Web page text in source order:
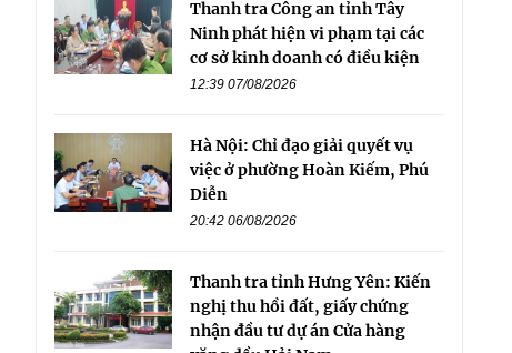
Thanh tra Công an tỉnh Tây
Ninh phát hiện vi phạm tại các
cơ sở kinh doanh có điều kiện
12:39 07/08/2026
Hà Nội: Chỉ đạo giải quyết vụ
việc ở phường Hoàn Kiếm, Phú
Diễn
20:42 06/08/2026
Thanh tra tỉnh Hưng Yên: Kiến
nghị thu hồi đất, giấy chứng
nhận đầu tư dự án Cửa hàng